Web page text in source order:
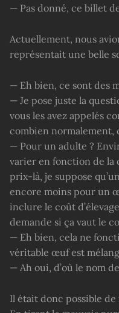
— Pas donné, ce billet
Actuellement, nous
représentait une belle
— Eh bien, ce sont des
— Je pose juste la
vous les avez appelés
combien normalement,
— Pour un adulte ?
varier en fonction de la
prix-là, je suppose
encore moins pour un
inclure le coût
demande si ça vaut le
— Eh bien, cela ne
véritable œuf est
— Ah oui, d’où le nom
Il était donc possible de